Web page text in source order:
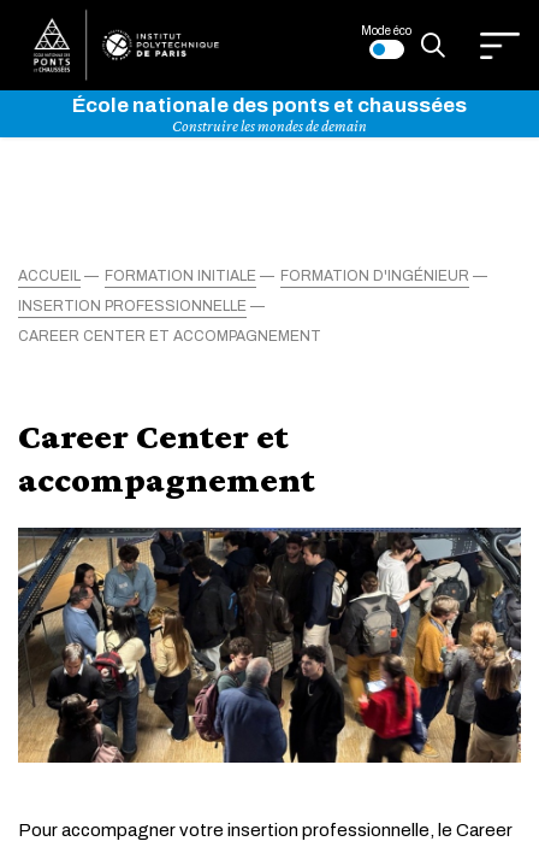
Mode éco
École nationale des ponts et chaussées
Construire les mondes de demain
ACCUEIL FORMATION INITIALE
FORMATION D'INGÉNIEUR
INSERTION PROFESSIONNELLE
CAREER CENTER ET ACCOMPAGNEMENT
Career Center et
accompagnement
Pour accompagner votre insertion professionnelle, le Career